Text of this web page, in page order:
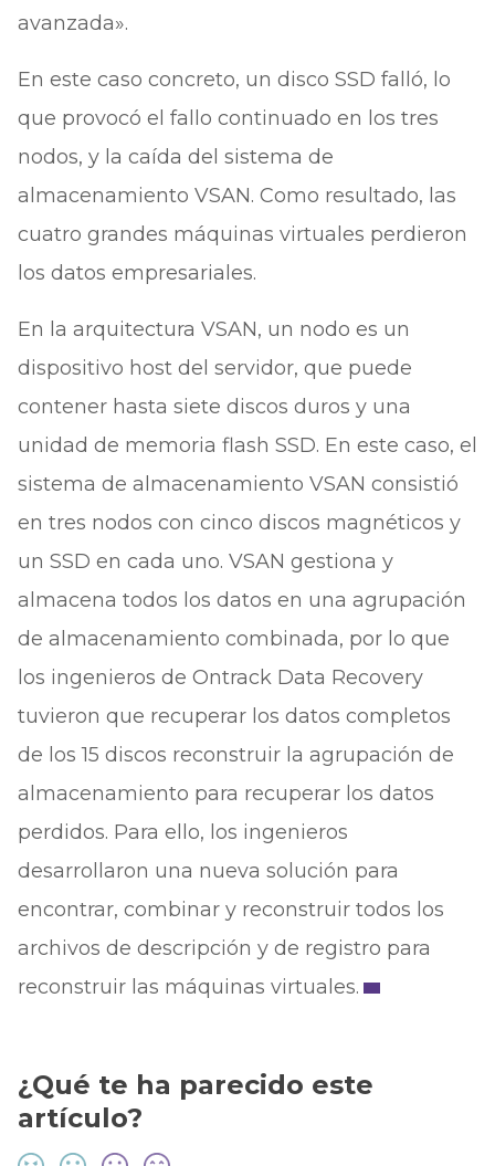
avanzada».
En este caso concreto, un disco SSD falló, lo
que provocó el fallo continuado en los tres
nodos, y la caída del sistema de
almacenamiento VSAN. Como resultado, las
cuatro grandes máquinas virtuales perdieron
los datos empresariales.
En la arquitectura VSAN, un nodo es un
dispositivo host del servidor, que puede
contener hasta siete discos duros y una
unidad de memoria flash SSD. En este caso, el
sistema de almacenamiento VSAN consistió
en tres nodos con cinco discos magnéticos y
un SSD en cada uno. VSAN gestiona y
almacena todos los datos en una agrupación
de almacenamiento combinada, por lo que
los ingenieros de Ontrack Data Recovery
tuvieron que recuperar los datos completos
de los 15 discos reconstruir la agrupación de
almacenamiento para recuperar los datos
perdidos. Para ello, los ingenieros
desarrollaron una nueva solución para
encontrar, combinar y reconstruir todos los
archivos de descripción y de registro para
reconstruir las máquinas virtuales.
¿Qué te ha parecido este
artículo?